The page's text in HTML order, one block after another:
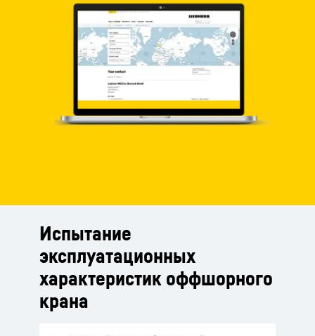
Испытание
эксплуатационных
характеристик оффшорного
крана